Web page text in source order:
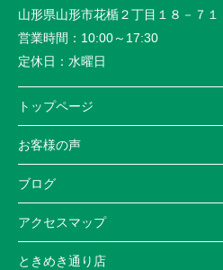
山形県山形市花楯２丁目１８－７１
営業時間： 10:00～17:30
定休日： 水曜日
トップページ
お客様の声
ブログ
アクセスマップ
ときめき通り店